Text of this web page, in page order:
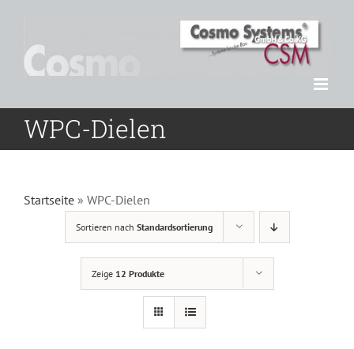
springen
WPC-Dielen
Startseite » WPC-Dielen
Sortieren nach Standardsortierung
Zeige 12 Produkte